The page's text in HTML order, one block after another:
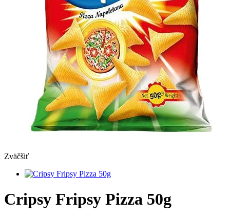
Zväčšiť
Cripsy Fripsy Pizza 50g